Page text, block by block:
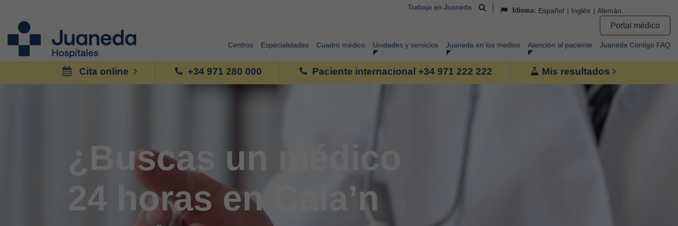
Trabaja en Juaneda Idioma: Español Inglés Alemán
Portal médico
Centros Especialidades Cuadro médico Unidades y servicios Juaneda en los medios Atención al paciente Juaneda Contigo FAQ
Cita online +34 971 280 000 Paciente internacional +34 971 222 222 Mis resultados
¿Buscas un médico
24 horas en Cala’n